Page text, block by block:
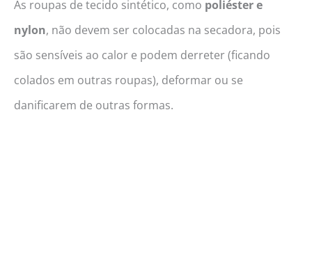
As roupas de tecido sintético, como poliéster e
nylon, não devem ser colocadas na secadora, pois
são sensíveis ao calor e podem derreter (ficando
colados em outras roupas), deformar ou se
danificarem de outras formas.